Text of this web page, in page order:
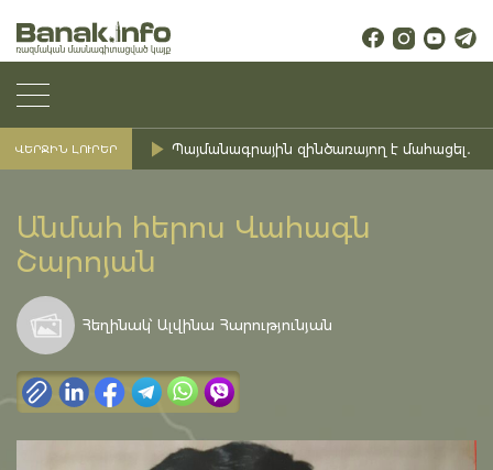
ՎԵՐՋԻՆ ԼՈՒՐԵՐ Պայմանագրային զինծառայող է մահացել․
Անմահ հերոս Վահագն
Շարոյան
Հեղինակ՝ Ալվինա Հարությունյան